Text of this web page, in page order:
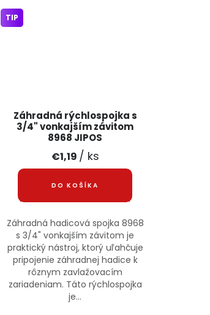
Záhradná rýchlospojka s
3/4" vonkajším závitom
8968 JIPOS
TIP
€1,19 / ks
DO KOŠÍKA
Záhradná hadicová spojka 8968
s 3/4" vonkajším závitom je
praktický nástroj, ktorý uľahčuje
pripojenie záhradnej hadice k
rôznym zavlažovacím
zariadeniam. Táto rýchlospojka
je...